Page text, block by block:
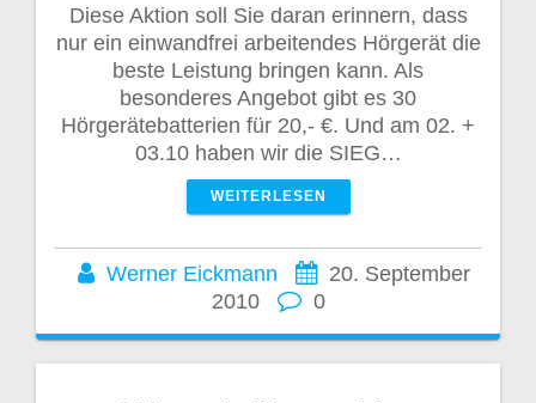
Diese Aktion soll Sie daran erinnern, dass
nur ein einwandfrei arbeitendes Hörgerät die
beste Leistung bringen kann. Als
besonderes Angebot gibt es 30
Hörgerätebatterien für 20,- €. Und am 02. +
03.10 haben wir die SIEG…
WEITERLESEN
Werner Eickmann
20. September
2010
0